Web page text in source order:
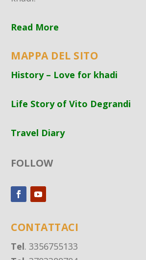
Read More
MAPPA DEL SITO
History – Love for khadi
Life Story of Vito Degrandi
Travel Diary
FOLLOW
CONTATTACI
Tel. 3356755133